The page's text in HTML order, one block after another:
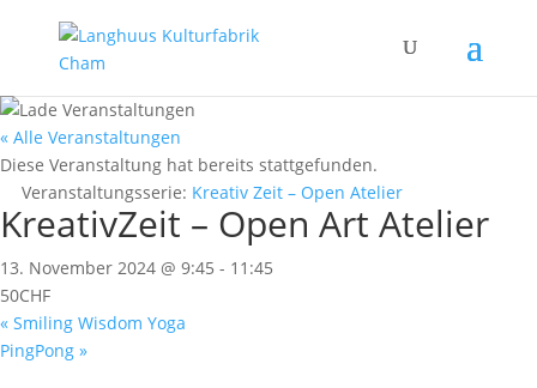
« Alle Veranstaltungen
Diese Veranstaltung hat bereits stattgefunden.
Veranstaltungsserie: Kreativ Zeit – Open Atelier
KreativZeit – Open Art Atelier
13. November 2024 @ 9:45 - 11:45
50CHF
« Smiling Wisdom Yoga
PingPong »